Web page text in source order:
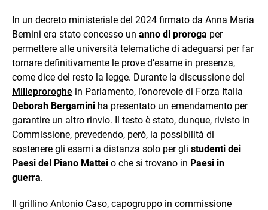
In un decreto ministeriale del 2024 firmato da Anna Maria
Bernini era stato concesso un anno di proroga per
permettere alle università telematiche di adeguarsi per far
tornare definitivamente le prove d’esame in presenza,
come dice del resto la legge. Durante la discussione del
Milleproroghe in Parlamento, l’onorevole di Forza Italia
Deborah Bergamini ha presentato un emendamento per
garantire un altro rinvio. Il testo è stato, dunque, rivisto in
Commissione, prevedendo, però, la possibilità di
sostenere gli esami a distanza solo per gli studenti dei
Paesi del Piano Mattei o che si trovano in Paesi in
guerra.
Il grillino Antonio Caso, capogruppo in commissione